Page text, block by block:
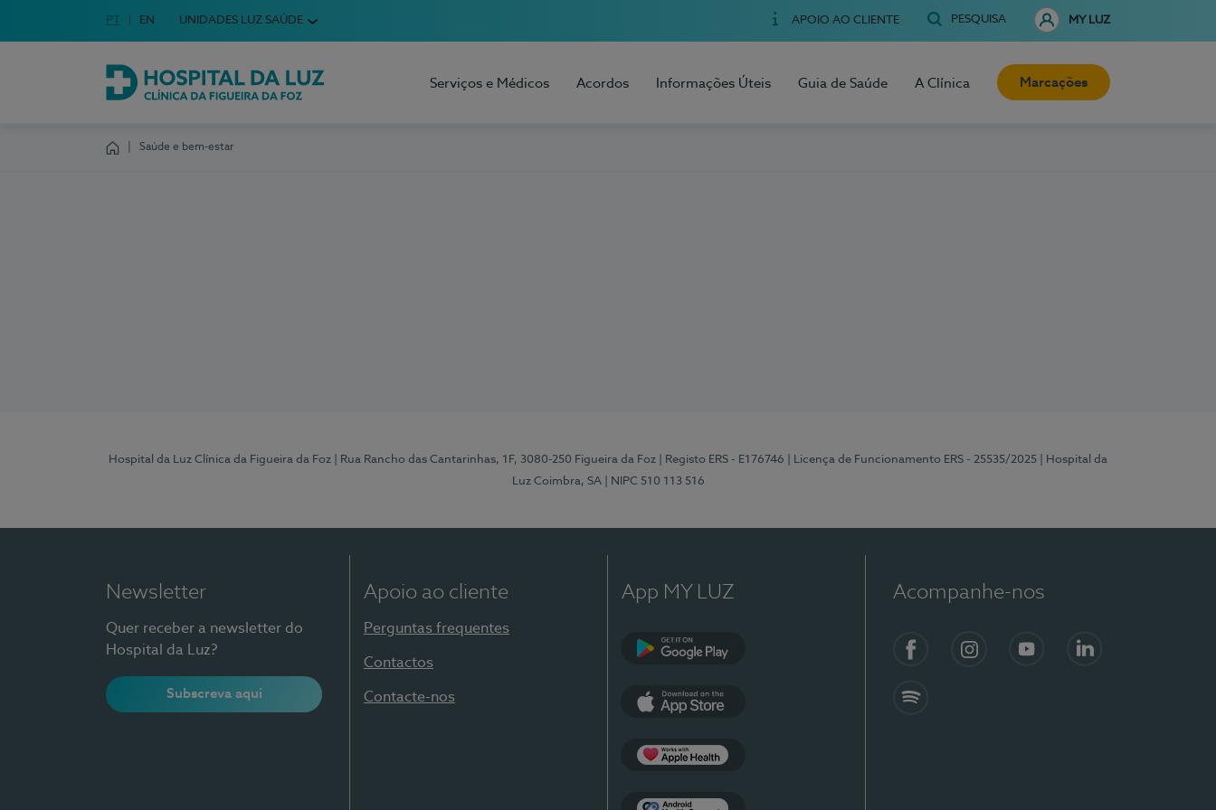
Escolha o seu idioma
Idioma em Português
PT English Language
EN UNIDADES LUZ SAÚDE APOIO AO CLIENTE PESQUISA MY LUZ
Hospital da Luz Clínica da Figueira da Foz
Serviços e Médicos Acordos Informações Úteis Guia de Saúde A Clínica Marcações
Saúde e bem-estar
Hospital da Luz Clínica da Figueira da Foz | Rua Rancho das Cantarinhas, 1F, 3080-250 Figueira da Foz | Registo ERS - E176746 | Licença de Funcionamento ERS - 25535/2025
| Hospital da
Luz Coimbra, SA
| NIPC 510 113 516
Newsletter
Quer receber a newsletter do
Hospital da Luz?
Subscreva aqui
Apoio ao cliente
Perguntas frequentes
Contactos
Contacte-nos
App MY LUZ Acompanhe-nos